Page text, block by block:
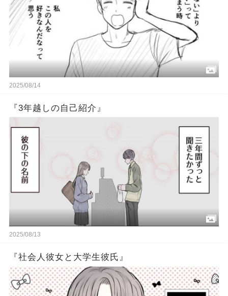
2025/08/14
『3年越しの自己紹介』
2025/08/13
『社会人彼女と大学生彼氏』